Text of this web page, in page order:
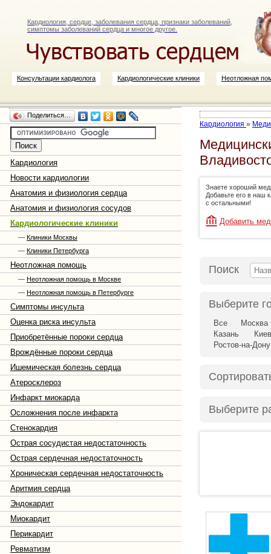
Кардиология, сердце, заболевания сердца, признаки заболеваний,
симптомы заболеваний сердца и многое другое.
Консультации кардиолога Кардиологические клиники Неотложная
Поделиться…
Кардиология
Новости кардиологии
Анатомия и физиология сердца
Анатомия и физиология сосудов
Кардиологические клиники
— Клиники Москвы
— Клиники Петербурга
Неотложная помощь
— Неотложная помощь в Москве
— Неотложная помощь в Петербурге
Симптомы инсульта
Оценка риска инсульта
Приобретённые пороки сердца
Врождённые пороки сердца
Ишемическая болезнь сердца
Атеросклероз
Инфаркт миокарда
Осложнения после инфаркта
Стенокардия
Острая сосудистая недостаточность
Острая сердечная недостаточность
Хроническая сердечная недостаточность
Аритмия сердца
Эндокардит
Миокардит
Перикардит
Ревматизм
Кардиология »
Знаете хороший
Добавьте его в наш
с остальными!
Добавить
Поиск
Выберите
Все
Москва
Казань
Ростов-на-Дону
Выберите